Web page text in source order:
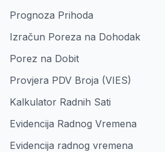
Prognoza Prihoda
Izračun Poreza na Dohodak
Porez na Dobit
Provjera PDV Broja (VIES)
Kalkulator Radnih Sati
Evidencija Radnog Vremena
Evidencija radnog vremena